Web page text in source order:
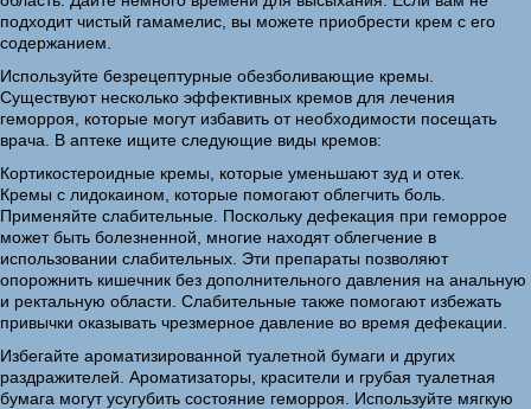
подходит чистый гамамелис, вы можете приобрести крем с его
содержанием.
Используйте безрецептурные обезболивающие кремы.
Существуют несколько эффективных кремов для лечения
геморроя, которые могут избавить от необходимости посещать
врача. В аптеке ищите следующие виды кремов:
Кортикостероидные кремы, которые уменьшают зуд и отек.
Кремы с лидокаином, которые помогают облегчить боль.
Применяйте слабительные. Поскольку дефекация при геморрое
может быть болезненной, многие находят облегчение в
использовании слабительных. Эти препараты позволяют
опорожнить кишечник без дополнительного давления на анальную
и ректальную области. Слабительные также помогают избежать
привычки оказывать чрезмерное давление во время дефекации.
Избегайте ароматизированной туалетной бумаги и других
раздражителей. Ароматизаторы, красители и грубая туалетная
бумага могут усугубить состояние геморроя. Используйте мягкую